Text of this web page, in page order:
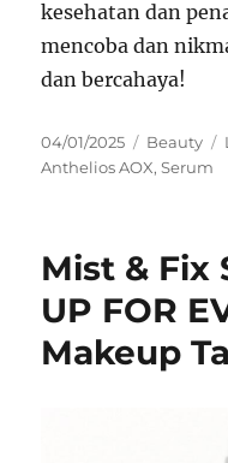
kesehatan dan
mencoba dan
dan bercahaya!
Posted
on
04/01/2025 Categories
Beauty
Anthelios AOX,Serum
Mist & Fix
UP FOR
Makeup